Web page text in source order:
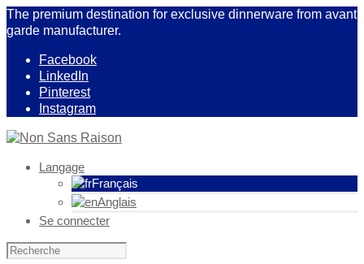
The premium destination for exclusive dinnerware from avant
garde manufacturer.
Facebook
LinkedIn
Pinterest
Instagram
Langage
Français
Anglais
Se connecter